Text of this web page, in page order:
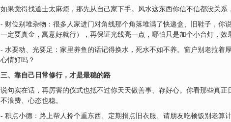
如果觉得找道士太麻烦，那先从自己家下手。风水这东西你信不信都没关
- 财位别堆杂物：很多人家进门对角线那个角落堆满了快递盒、旧鞋子，你
一定要真金，寓意好就行），再保证光线亮一点，哪怕只是加个小台灯，效
- 水要动、光要足：家里养鱼的话记得换水，死水不如不养。窗户别老拉
心情好吗？
三、靠自己日常修行，才是最稳的路
说句实在话，再厉害的仪式也抵不过你天天做善事、存好心。你看那些真
不浪费、心态也稳。
- 积点小德：路上帮人拎个重东西、定期捐点旧衣服、请朋友吃顿饭别老